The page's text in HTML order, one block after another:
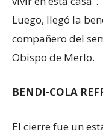
Luego, llegó la
compañero del
Obispo de Merlo.
BENDI-COLA
El cierre fue un